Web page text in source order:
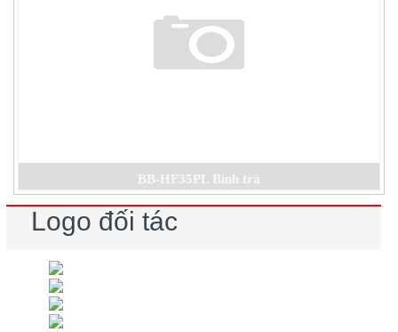
BB-HF35PL Bình trà
Logo đối tác